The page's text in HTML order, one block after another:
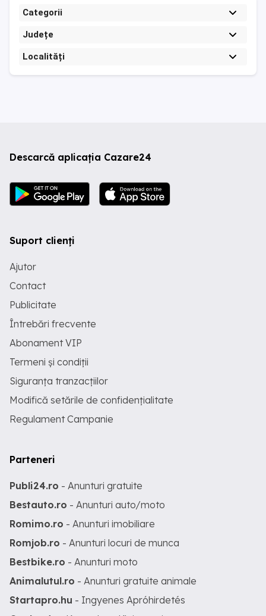
Categorii
Județe
Localități
Descarcă aplicația Cazare24
Suport clienți
Ajutor
Contact
Publicitate
Întrebări frecvente
Abonament VIP
Termeni și condiții
Siguranța tranzacțiilor
Modifică setările de confidențialitate
Regulament Campanie
Parteneri
Publi24.ro - Anunturi gratuite
Bestauto.ro - Anunturi auto/moto
Romimo.ro - Anunturi imobiliare
Romjob.ro - Anunturi locuri de munca
Bestbike.ro - Anunturi moto
Animalutul.ro - Anunturi gratuite animale
Startapro.hu - Ingyenes Apróhirdetés